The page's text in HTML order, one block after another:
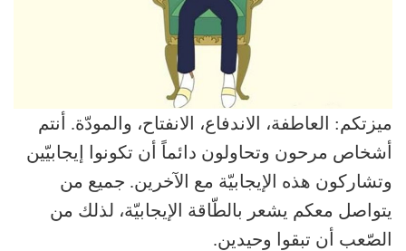
ميزتكم: العاطفة، الاندفاع، الانفتاح، والمودّة. أنتم
أشخاص مرحون وتحاولون دائماً أن تكونوا إيجابيّين
وتشاركون هذه الإيجابيّة مع الآخرين. جميع من
يتواصل معكم يشعر بالطّاقة الإيجابيّة، لذلك من
الصّعب أن تبقوا وحيدين.